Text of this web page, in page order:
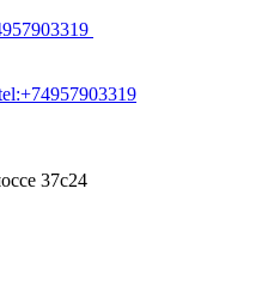
37с24